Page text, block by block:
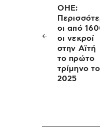
άρθρων
ΟΗΕ:
οι από
οι νεκροί
στην Αϊτή
το πρώτο
τρίμηνο
2025